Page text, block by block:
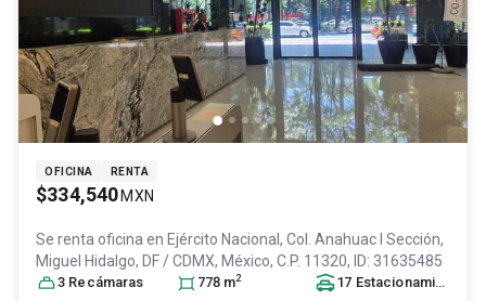
OFICINA RENTA
$334,540 MXN
Se renta oficina en Ejército Nacional, Col. Anahuac I Sección,
Miguel Hidalgo, DF / CDMX, México, C.P. 11320, ID: 31635485
3 Recámaras 778 m2 17 Estacionamiento